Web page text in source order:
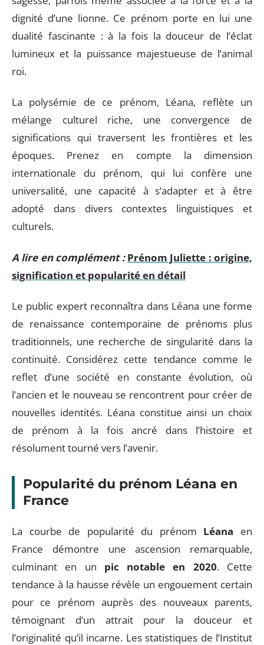
dignité d’une lionne. Ce prénom porte en lui une
dualité fascinante : à la fois la douceur de l’éclat
lumineux et la puissance majestueuse de l’animal
roi.
La polysémie de ce prénom, Léana, reflète un
mélange culturel riche, une convergence de
significations qui traversent les frontières et les
époques. Prenez en compte la dimension
internationale du prénom, qui lui confère une
universalité, une capacité à s’adapter et à être
adopté dans divers contextes linguistiques et
culturels.
A lire en complément : Prénom Juliette : origine,
signification et popularité en détail
Le public expert reconnaîtra dans Léana une forme
de renaissance contemporaine de prénoms plus
traditionnels, une recherche de singularité dans la
continuité. Considérez cette tendance comme le
reflet d’une société en constante évolution, où
l’ancien et le nouveau se rencontrent pour créer de
nouvelles identités. Léana constitue ainsi un choix
de prénom à la fois ancré dans l’histoire et
résolument tourné vers l’avenir.
Popularité du prénom Léana en
France
La courbe de popularité du prénom Léana en
France démontre une ascension remarquable,
culminant en un pic notable en 2020. Cette
tendance à la hausse révèle un engouement certain
pour ce prénom auprès des nouveaux parents,
témoignant d’un attrait pour la douceur et
l’originalité qu’il incarne. Les statistiques de l’Institut